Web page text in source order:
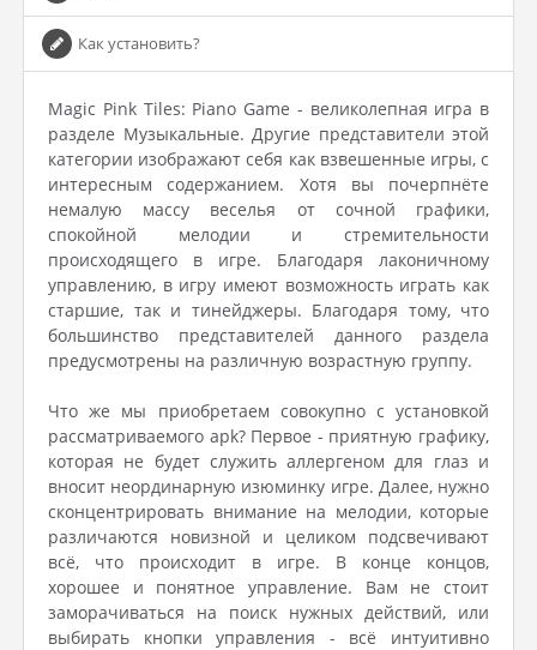
Как установить?
Magic Pink Tiles: Piano Game - великолепная игра в
разделе Музыкальные. Другие представители этой
категории изображают себя как взвешенные игры, с
интересным содержанием. Хотя вы почерпнёте
немалую массу веселья от сочной графики,
спокойной мелодии и стремительности
происходящего в игре. Благодаря лаконичному
управлению, в игру имеют возможность играть как
старшие, так и тинейджеры. Благодаря тому, что
большинство представителей данного раздела
предусмотрены на различную возрастную группу.
Что же мы приобретаем совокупно с установкой
рассматриваемого apk? Первое - приятную графику,
которая не будет служить аллергеном для глаз и
вносит неординарную изюминку игре. Далее, нужно
сконцентрировать внимание на мелодии, которые
различаются новизной и целиком подсвечивают
всё, что происходит в игре. В конце концов,
хорошее и понятное управление. Вам не стоит
заморачиваться на поиск нужных действий, или
выбирать кнопки управления - всё интуитивно